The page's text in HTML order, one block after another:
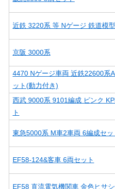
近鉄 3220系 等 Nゲージ 鉄道模
京阪 3000系
4470 Nゲージ車両 近鉄22600系
ット(動力付き)
西武 9000系 9101編成 ピンク
ト
東急5000系 M車2車両 6編成セッ
EF58-124&客車 6両セット
EF58 直流電気機関車 金色ヒサ